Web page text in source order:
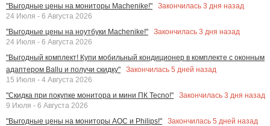
"Выгодные цены на мониторы Machenike!" Закончилась 3 дня назад
24 Июля - 6 Августа 2026
"Выгодные цены на ноутбуки Machenike!"
Закончилась 3 дня назад
24 Июля - 6 Августа 2026
"Выгодный комплект! Купи мобильный кондиционер в комплекте с оконным
адаптером Ballu и получи скидку"
Закончилась 5 дней назад
15 Июля - 4 Августа 2026
"Скидка при покупке монитора и мини ПК Tecno!"
Закончилась 3 дня назад
9 Июля - 6 Августа 2026
"Выгодные цены на мониторы AOC и Philips!"
Закончилась 5 дней назад